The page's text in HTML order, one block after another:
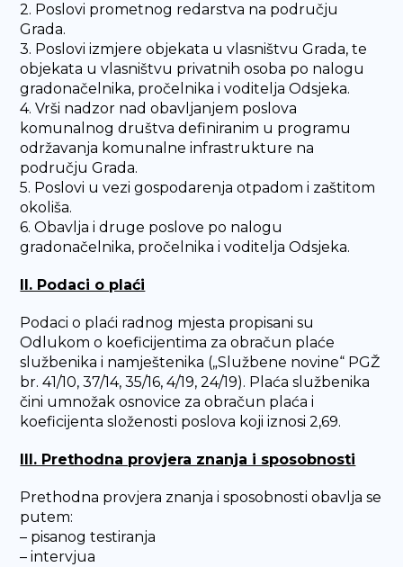
2. Poslovi prometnog redarstva na području
Grada.
3. Poslovi izmjere objekata u vlasništvu Grada, te
objekata u vlasništvu privatnih osoba po nalogu
gradonačelnika, pročelnika i voditelja Odsjeka.
4. Vrši nadzor nad obavljanjem poslova
komunalnog društva definiranim u programu
održavanja komunalne infrastrukture na
području Grada.
5. Poslovi u vezi gospodarenja otpadom i zaštitom
okoliša.
6. Obavlja i druge poslove po nalogu
gradonačelnika, pročelnika i voditelja Odsjeka.
II. Podaci o plaći
Podaci o plaći radnog mjesta propisani su
Odlukom o koeficijentima za obračun plaće
službenika i namještenika („Službene novine“ PGŽ
br. 41/10, 37/14, 35/16, 4/19, 24/19). Plaća službenika
čini umnožak osnovice za obračun plaća i
koeficijenta složenosti poslova koji iznosi 2,69.
III. Prethodna provjera znanja i sposobnosti
Prethodna provjera znanja i sposobnosti obavlja se
putem:
– pisanog testiranja
– intervjua